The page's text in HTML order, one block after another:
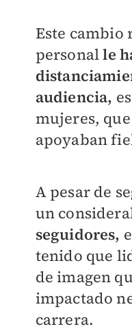
Este cambio
personalle
audiencia,
mujeres,
apoyaban
A pesar de
un
seguidores,
tenido que
de imagen
impactado
carrera.